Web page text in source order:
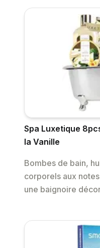
Spa Luxetique
la Vanille
Bombes de bain,
corporels aux
une baignoire